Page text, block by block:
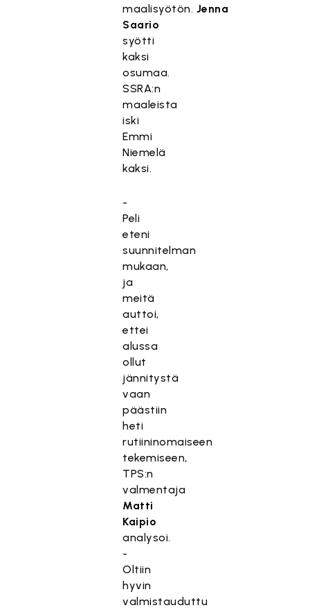
maalisyötön. Jenna
Saario
syötti
kaksi
osumaa.
SSRA:n
maaleista
iski
Emmi
Niemelä
kaksi.
-
Peli
eteni
suunnitelman
mukaan,
ja
meitä
auttoi,
ettei
alussa
ollut
jännitystä
vaan
päästiin
heti
rutiininomaiseen
tekemiseen,
TPS:n
valmentaja
Matti
Kaipio
analysoi.
-
Oltiin
hyvin
valmistauduttu